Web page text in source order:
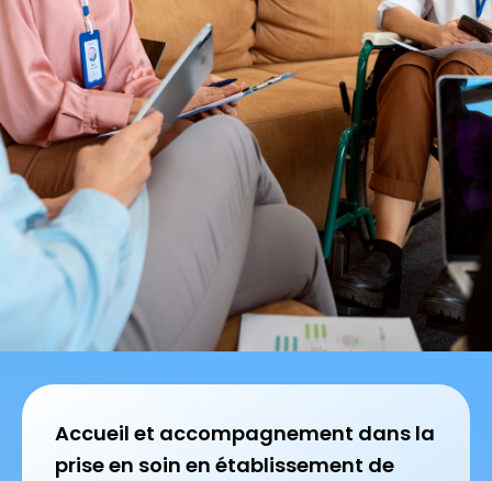
Accueil et accompagnement dans la
prise en soin en établissement de